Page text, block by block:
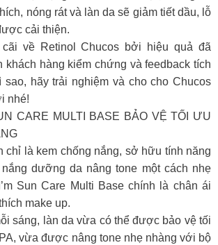
nóng rát và làn da sẽ giảm tiết dầu, lỗ
cải thiện.
cãi về Retinol Chucos bởi hiệu quả đã
khách hàng kiểm chứng và feedback tích
hãy trải nghiệm và cho cho Chucos
nhé!
CARE MULTI BASE BẢO VỆ TỐI ƯU
chỉ là kem chống nắng, sở hữu tính năng
dưỡng da nâng tone một cách nhẹ
Sun Care Multi Base chính là chân ái
make up.
sáng, làn da vừa có thể được bảo vệ tối
vừa được nâng tone nhẹ nhàng với bộ